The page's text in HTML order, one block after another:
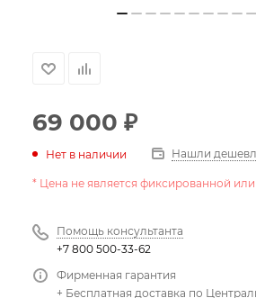
69 000 ₽
Нет в наличии Нашли
* Цена не является фиксированной
Помощь консультанта
+7 800 500-33-62
Фирменная гарантия
+ Бесплатная доставка по